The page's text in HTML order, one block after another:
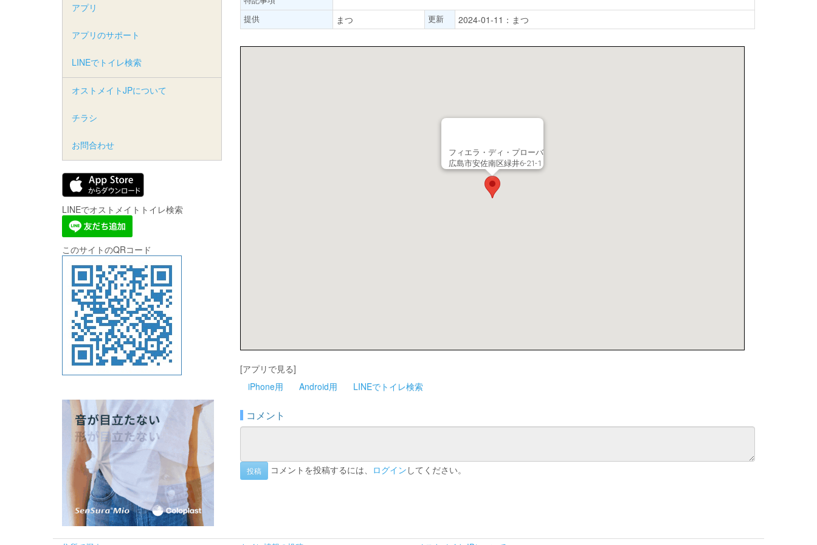
提供
まつ 更新 2024-01-11：まつ
フィエラ・ディ・プローバ
広島市安佐南区緑井6-21-1
[アプリで見る]
iPhone用
Android用 LINEでトイレ検索
コメント
投稿 コメントを投稿するには、 ログイン してください。
アプリ
アプリのサポート
LINEでトイレ検索
オストメイトJPについて
チラシ
お問合わせ
LINEでオストメイトトイレ検索
このサイトのQRコード